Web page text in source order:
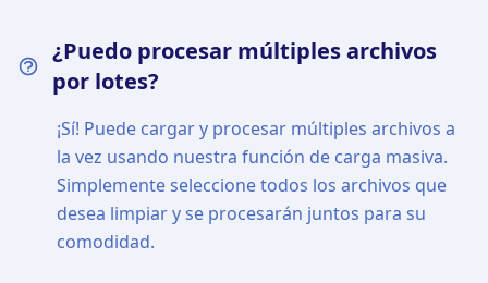
¿Puedo procesar múltiples archivos
por lotes?
¡Sí! Puede cargar y procesar múltiples archivos a
la vez usando nuestra función de carga masiva.
Simplemente seleccione todos los archivos que
desea limpiar y se procesarán juntos para su
comodidad.